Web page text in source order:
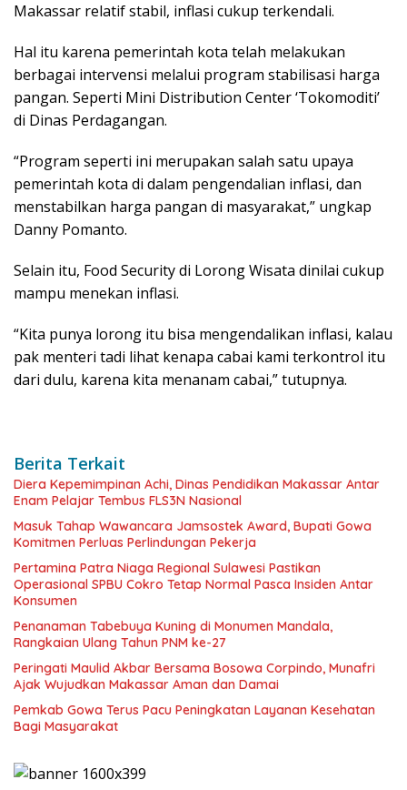
Makassar relatif stabil, inflasi cukup terkendali.
Hal itu karena pemerintah kota telah melakukan
berbagai intervensi melalui program stabilisasi harga
pangan. Seperti Mini Distribution Center ‘Tokomoditi’
di Dinas Perdagangan.
“Program seperti ini merupakan salah satu upaya
pemerintah kota di dalam pengendalian inflasi, dan
menstabilkan harga pangan di masyarakat,” ungkap
Danny Pomanto.
Selain itu, Food Security di Lorong Wisata dinilai cukup
mampu menekan inflasi.
“Kita punya lorong itu bisa mengendalikan inflasi, kalau
pak menteri tadi lihat kenapa cabai kami terkontrol itu
dari dulu, karena kita menanam cabai,” tutupnya.
Berita Terkait
Diera Kepemimpinan Achi, Dinas Pendidikan Makassar Antar
Enam Pelajar Tembus FLS3N Nasional
Masuk Tahap Wawancara Jamsostek Award, Bupati Gowa
Komitmen Perluas Perlindungan Pekerja
Pertamina Patra Niaga Regional Sulawesi Pastikan
Operasional SPBU Cokro Tetap Normal Pasca Insiden Antar
Konsumen
Penanaman Tabebuya Kuning di Monumen Mandala,
Rangkaian Ulang Tahun PNM ke-27
Peringati Maulid Akbar Bersama Bosowa Corpindo, Munafri
Ajak Wujudkan Makassar Aman dan Damai
Pemkab Gowa Terus Pacu Peningkatan Layanan Kesehatan
Bagi Masyarakat